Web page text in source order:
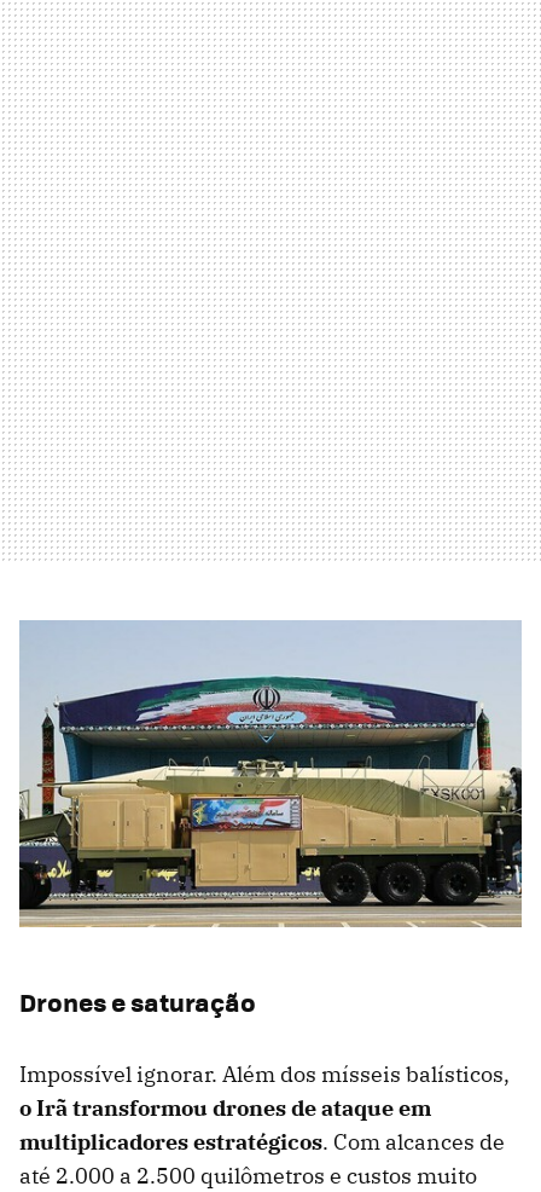
Drones e saturação
Impossível ignorar. Além dos mísseis balísticos,
o Irã transformou drones de ataque em
multiplicadores estratégicos. Com alcances de
até 2.000 a 2.500 quilômetros e custos muito